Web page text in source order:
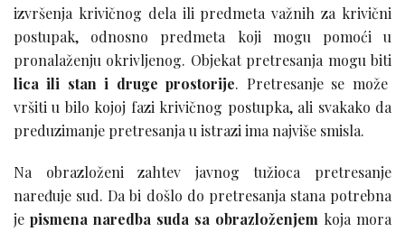
izvršenja krivičnog dela ili predmeta važnih za krivični
postupak, odnosno predmeta koji mogu pomoći u
pronalaženju okrivljenog. Objekat pretresanja mogu biti
lica ili stan i druge prostorije. Pretresanje se može
vršiti u bilo kojoj fazi krivičnog postupka, ali svakako da
preduzimanje pretresanja u istrazi ima najviše smisla.
Na obrazloženi zahtev javnog tužioca pretresanje
naređuje sud. Da bi došlo do pretresanja stana potrebna
je pismena naredba suda sa obrazloženjem koja mora